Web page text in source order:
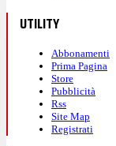
UTILITY
Abbonamenti
Prima Pagina
Store
Pubblicità
Rss
Site Map
Registrati